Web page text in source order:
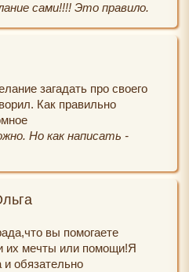
сами!!!! Это правило.
загадать про своего
Как правильно
Но как написать -
вы помогаете
их мечты или помощи!Я
и обязательно